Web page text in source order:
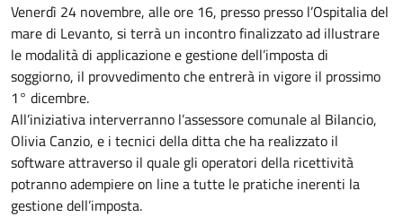
Venerdì 24 novembre, alle ore 16, presso presso l’Ospitalia del
mare di Levanto, si terrà un incontro finalizzato ad illustrare
le modalità di applicazione e gestione dell’imposta di
soggiorno, il provvedimento che entrerà in vigore il prossimo
1° dicembre.
All’iniziativa interverranno l’assessore comunale al Bilancio,
Olivia Canzio, e i tecnici della ditta che ha realizzato il
software attraverso il quale gli operatori della ricettività
potranno adempiere on line a tutte le pratiche inerenti la
gestione dell’imposta.